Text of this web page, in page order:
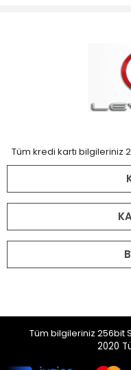
Tüm kredi kartı bilgileriniz
Tüm bilgileriniz 256bit
2020